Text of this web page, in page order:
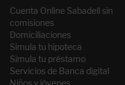
Cuenta Online Sabadell sin
comisiones
Domiciliaciones
Simula tu hipoteca
Simula tu préstamo
Servicios de Banca digital
Niños y jóvenes